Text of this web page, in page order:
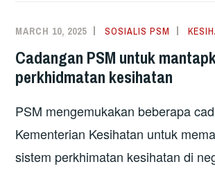
MARCH 10, 2025 SOSIALIS PSM
Cadangan PSM untuk
perkhidmatan kesihatan
PSM mengemukakan beberapa
Kementerian Kesihatan untuk
sistem perkhimatan kesihatan di